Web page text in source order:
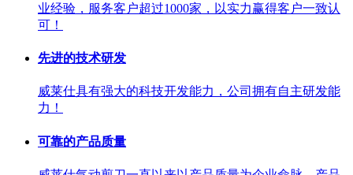
业经验，服务客户超过1000家，以实力赢得客户一致认
可！
先进的技术研发
威莱仕具有强大的科技开发能力，公司拥有自主研发能
力！
可靠的产品质量